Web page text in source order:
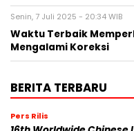
Senin, 7 Juli 2025 - 20:34 WIB
Waktu Terbaik
Mengalami Koreksi
BERITA TERBARU
Pers Rilis